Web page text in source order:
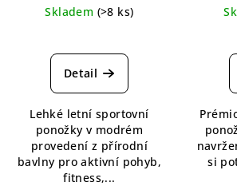
Skladem (>8 ks)
Detail
Lehké letní sportovní
ponožky v modrém
provedení z přírodní
bavlny pro aktivní pohyb,
fitness,...
si